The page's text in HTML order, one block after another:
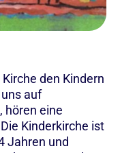
den Kindern
auf
hören eine
Kinderkirche ist
Jahren und